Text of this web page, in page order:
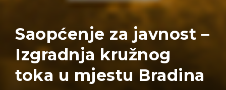
Saopćenje za javnost –
Izgradnja kružnog
toka u mjestu Bradina